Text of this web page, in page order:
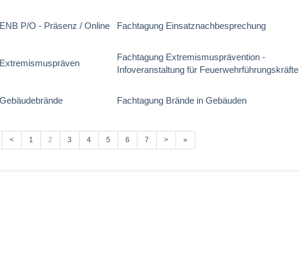
P/O - Präsenz / Online Fachtagung Einsatznachbesprechung
Fachtagung Extremismusprävention -
Infoveranstaltung für Feuerwehrführungskräfte
Fachtagung Brände in Gebäuden
< 1 2 3 4 5 6 7 > »